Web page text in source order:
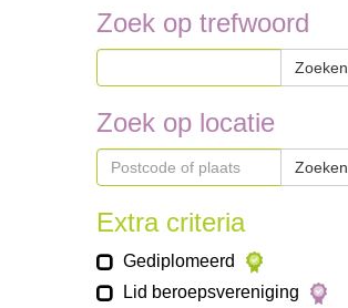
Zoek op trefwoord
Zoeken
Zoek op locatie
Zoeken
Extra criteria
Gediplomeerd
Lid beroepsvereniging